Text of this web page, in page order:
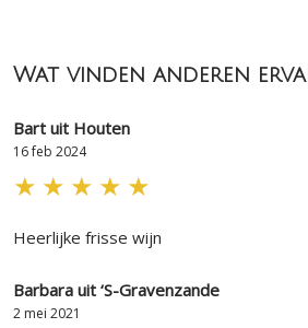
Wat vinden anderen
Bart uit Houten
16 feb 2024
★ ★ ★ ★ ★
Heerlijke frisse wijn
Barbara uit ‘S-Gravenzande
2 mei 2021